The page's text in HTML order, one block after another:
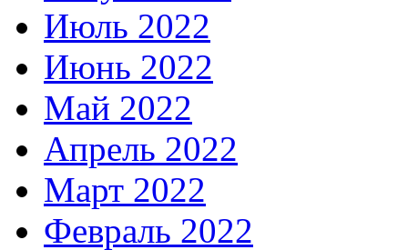
Июль 2022
Июнь 2022
Май 2022
Апрель 2022
Март 2022
Февраль 2022